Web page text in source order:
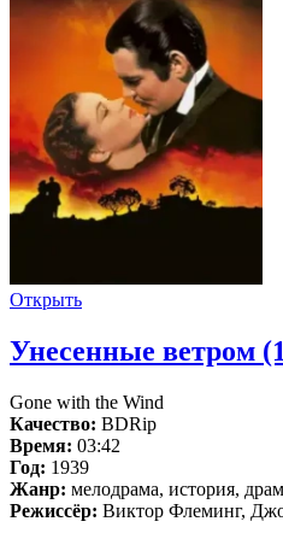
Открыть
Унесенные ветром
Gone with the Wind
Качество: BDRip
Время: 03:42
Год: 1939
Жанр: мелодрама, история,
Режиссёр: Виктор Флеминг,